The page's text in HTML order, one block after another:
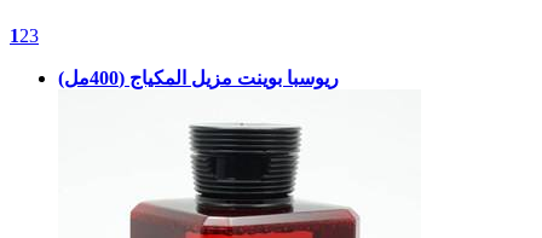
123
ريوسبا بوينت مزيل المكياج (400مل)